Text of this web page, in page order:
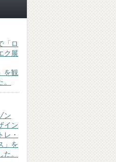
「ロ
ク展
を観
ン
イン
レ・
」を
。